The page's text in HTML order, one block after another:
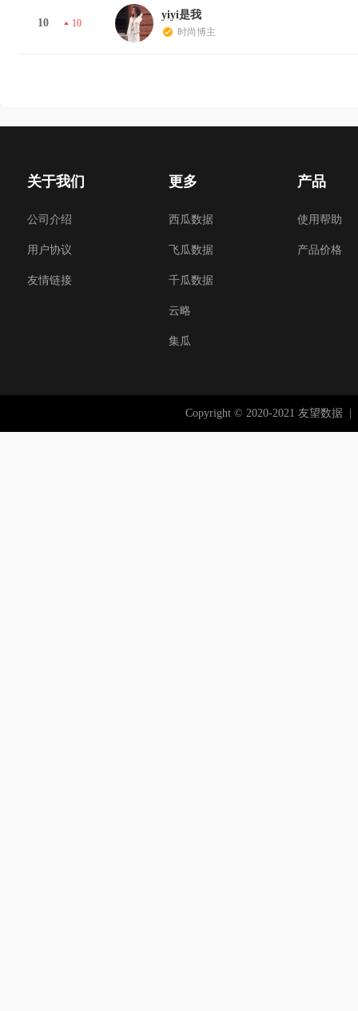
10 10
yiyi是我
时尚博主
关于我们
公司介绍
用户协议
友情链接
更多
西瓜数据
飞瓜数据
千瓜数据
云略
集瓜
产品
使用帮助
产品价格
Copyright © 2020-2021 友望数据